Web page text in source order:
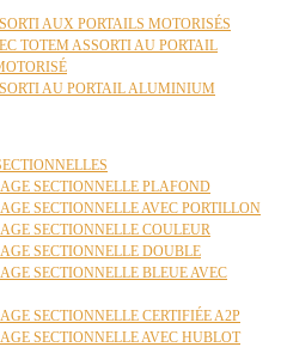
AUX PORTAILS MOTORISÉS
TOTEM ASSORTI AU PORTAIL
AU PORTAIL ALUMINIUM
SECTIONNELLE PLAFOND
SECTIONNELLE AVEC PORTILLON
SECTIONNELLE COULEUR
SECTIONNELLE DOUBLE
SECTIONNELLE BLEUE AVEC
SECTIONNELLE CERTIFIÉE A2P
SECTIONNELLE AVEC HUBLOT